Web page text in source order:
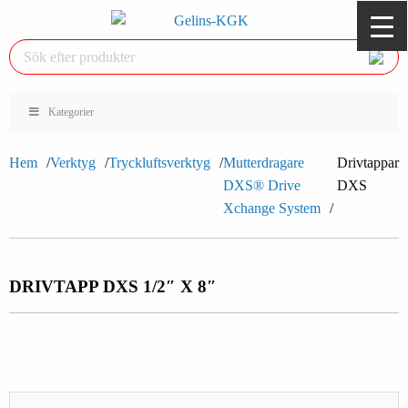
Kategorier
Hem Verktyg Tryckluftsverktyg
Mutterdragare
DXS® Drive
Xchange System
Drivtappar
DXS
DRIVTAPP DXS 1/2″ X 8″